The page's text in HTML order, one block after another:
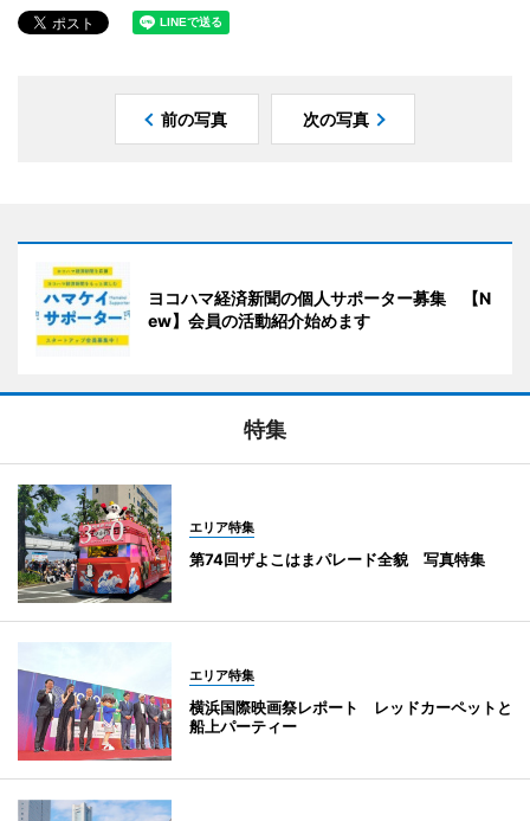
前の写真 次の写真
ヨコハマ経済新聞の個人サポーター募集 【N
ew】会員の活動紹介始めます
特集
エリア特集
第74回ザよこはまパレード全貌 写真特集
エリア特集
横浜国際映画祭レポート レッドカーペットと
船上パーティー